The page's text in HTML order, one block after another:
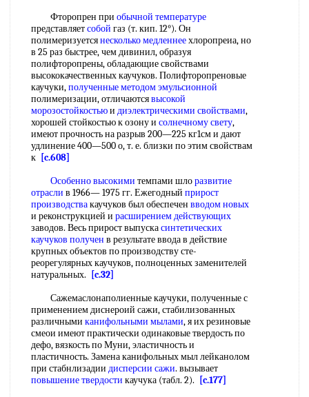
Фторопрен при обычной температуре
представляетсобой газ (т. кип. 12°). Он
полимеризуетсянесколько медленнеехлоропреиа, но
в 25 раз быстрее, чем дивинил, образуя
полифторопрены, обладающие свойствами
высококачественных каучуков. Полифторопреновые
каучуки,полученные методом эмульсионной
полимеризации, отличаютсявысокой
морозостойкостьюи диэлектрическими свойствами,
хорошей стойкостью к озону и солнечному свету,
имеют прочность на разрыв 200—225 кг1см и дают
удлинение 400—500 о, т. е. близки по этим свойствам
к [c.608]
Особенно высокими темпами шлоразвитие
отрасли в 1966— 1975 гг. Ежегодный прирост
производствакаучуков был обеспечен вводом новых
и реконструкцией и расширением действующих
заводов. Весь прирост выпускасинтетических
каучуков получен в результате ввода в действие
крупных объектов по производству сте-
реорегулярных каучуков, полноценных заменителей
натуральных.
[c.32]
Сажемаслонаполиенные каучуки, полученные с
применением диснероий сажи, стабилизованных
различными канифольными мылами, я их резиновые
смеои имеют практически одинаковые твердость по
дефо, вязкость по Муни, эластичность и
пластичность. Замена канифольных мыл лейканолом
при стабнлизадии дисперсии сажи. вызывает
повышение твердости каучука (табл. 2).
[c.177]